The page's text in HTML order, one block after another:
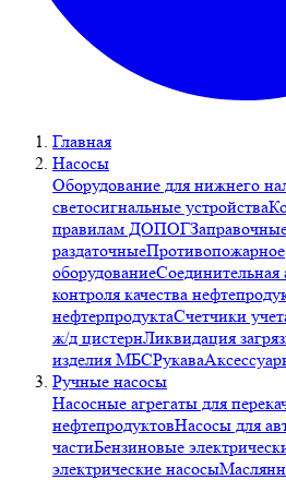
Главная
Насосы
Оборудование для нижнего
светосигнальные устройства
правилам ДОПОГ
раздаточныеПротивопожарное
оборудованиеСоединительная
контроля качества
нефтерпродуктаСчетчики
ж/д цистернЛиквидация
изделия МБСРукава
Ручные насосы
Насосные агрегаты для
нефтепродуктовНасосы для
частиБензиновые
электрические насосы